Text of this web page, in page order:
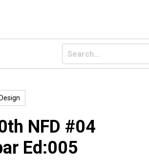
Design
NFD #04
Ed:005